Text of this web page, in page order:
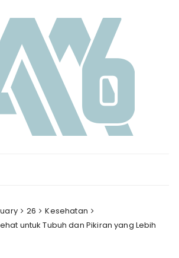
26
Kesehatan
untuk Tubuh dan Pikiran yang Lebih